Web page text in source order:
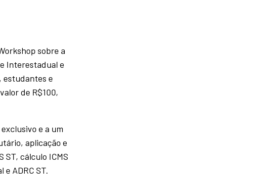
sobre a
Interestadual e
estudantes e
de R$100,
e a um
aplicação e
cálculo ICMS
ADRC ST.